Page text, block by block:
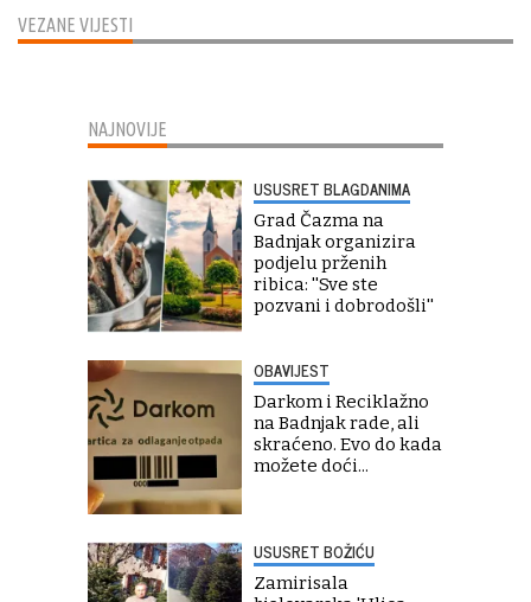
VEZANE VIJESTI
NAJNOVIJE
USUSRET BLAGDANIMA
Grad Čazma na
Badnjak organizira
podjelu prženih
ribica: ''Sve ste
pozvani i dobrodošli''
OBAVIJEST
Darkom i Reciklažno
na Badnjak rade, ali
skraćeno. Evo do kada
možete doći...
USUSRET BOŽIĆU
Zamirisala